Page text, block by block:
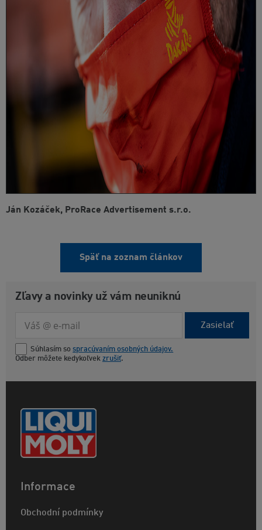
Ján Kozáček, ProRace Advertisement s.r.o.
Späť na zoznam článkov
Zľavy a novinky už vám neuniknú
Zasielať
Súhlasím so spracúvaním osobných údajov.
Odber môžete kedykoľvek zrušiť.
Informace
Obchodní podmínky